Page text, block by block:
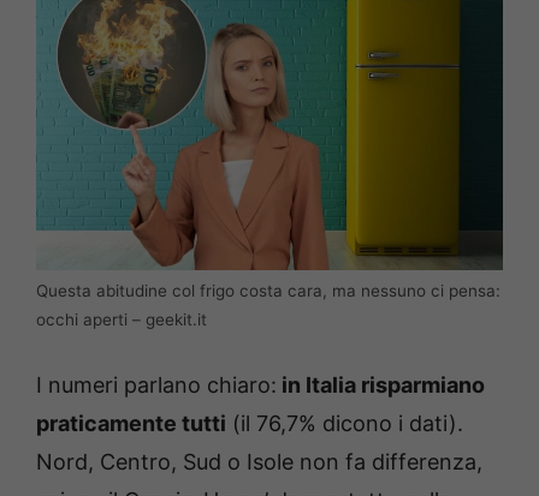
Questa abitudine col frigo costa cara, ma nessuno ci pensa:
occhi aperti – geekit.it
I numeri parlano chiaro: in Italia risparmiano
praticamente tutti (il 76,7% dicono i dati).
Nord, Centro, Sud o Isole non fa differenza,